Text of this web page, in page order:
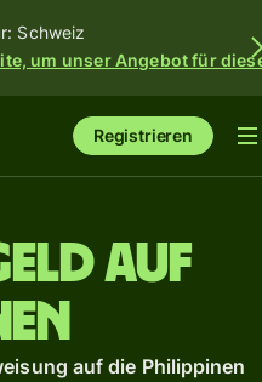
Schweiz
um unser Angebot für
Registrieren
auf
auf die Philippinen